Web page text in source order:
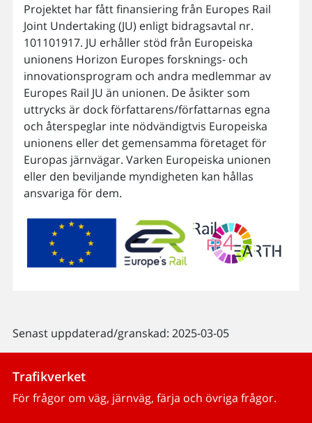
Projektet har fått finansiering från Europes Rail
Joint Undertaking (JU) enligt bidragsavtal nr.
101101917. JU erhåller stöd från Europeiska
unionens Horizon Europes forsknings- och
innovationsprogram och andra medlemmar av
Europes Rail JU än unionen. De åsikter som
uttrycks är dock författarens/författarnas egna
och återspeglar inte nödvändigtvis Europeiska
unionens eller det gemensamma företaget för
Europas järnvägar. Varken Europeiska unionen
eller den beviljande myndigheten kan hållas
ansvariga för dem.
Senast uppdaterad/granskad: 2025-03-05
Trafikverket
För frågor om väg, järnväg, färja och övriga frågor.